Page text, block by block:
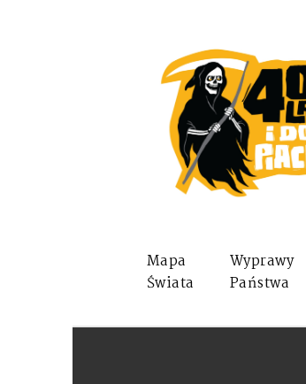
Mapa
Świata
Wyprawy
Państwa